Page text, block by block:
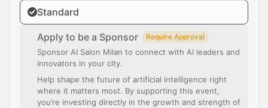
Standard
Apply to be a Sponsor Require Approval
Sponsor AI Salon Milan to connect with AI leaders and
innovators in your city.
Help shape the future of artificial intelligence right
where it matters most. By supporting this event,
you’re investing directly in the growth and strength of